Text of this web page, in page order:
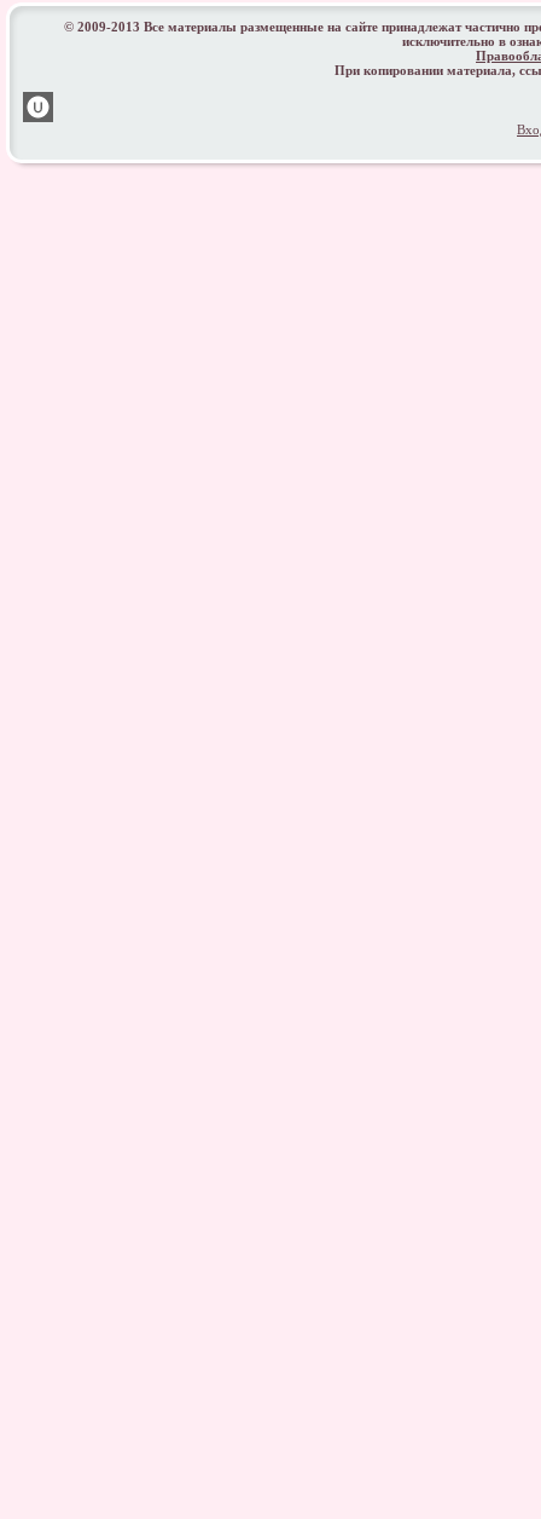
© 2009-2013 Все материалы размещенные на сайте принадлежат частично
исключительно в
При копировании материала,